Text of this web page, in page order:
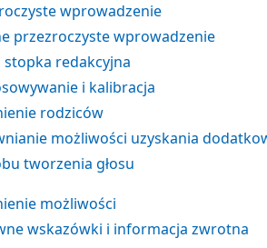
wprowadzenie
przezroczyste wprowadzenie
stopka redakcyjna
i kalibracja
rodziców
możliwości uzyskania
tworzenia głosu
możliwości
wskazówki i informacja zwrotna